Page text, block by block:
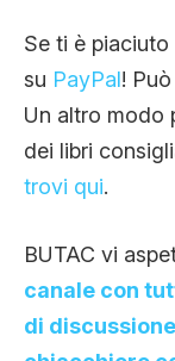
Se ti è piaciuto
su PayPal!
Un altro modo
dei libri
trovi qui.
BUTAC vi
canale con
di